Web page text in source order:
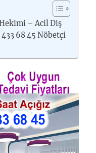
– Acil Diş
68 45 Nöbetçi